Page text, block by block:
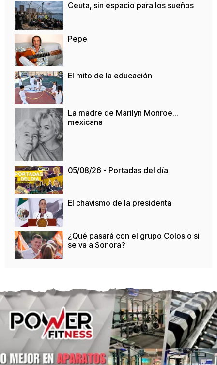
Ceuta, sin espacio para los sueños
Pepe
El mito de la educación
La madre de Marilyn Monroe…
mexicana
05/08/26 - Portadas del día
El chavismo de la presidenta
¿Qué pasará con el grupo Colosio si
se va a Sonora?